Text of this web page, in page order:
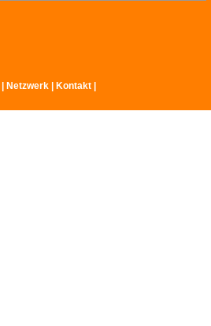
Netzwerk Kontakt